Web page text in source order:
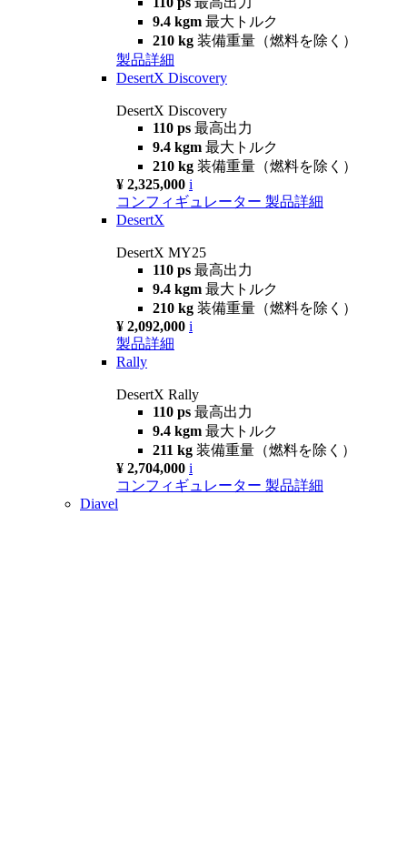
9.4 kgm 最大トルク
210 kg 装備重量（燃料を除く）
製品詳細
DesertX Discovery
DesertX Discovery
110 ps 最高出力
9.4 kgm 最大トルク
210 kg 装備重量（燃料を除く）
¥ 2,325,000 i
コンフィギュレーター 製品詳細
DesertX
DesertX MY25
110 ps 最高出力
9.4 kgm 最大トルク
210 kg 装備重量（燃料を除く）
¥ 2,092,000 i
製品詳細
Rally
DesertX Rally
110 ps 最高出力
9.4 kgm 最大トルク
211 kg 装備重量（燃料を除く）
¥ 2,704,000 i
コンフィギュレーター 製品詳細
Diavel